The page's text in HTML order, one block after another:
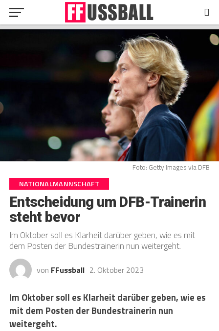
Foto: Getty Images via DFB
NATIONALMANNSCHAFT
Entscheidung um DFB-Trainerin
steht bevor
Im Oktober soll es Klarheit darüber geben, wie es mit
dem Posten der Bundestrainerin nun weitergeht.
von FFussball 2. Oktober 2023
Im Oktober soll es Klarheit darüber geben, wie es
mit dem Posten der Bundestrainerin nun
weitergeht.